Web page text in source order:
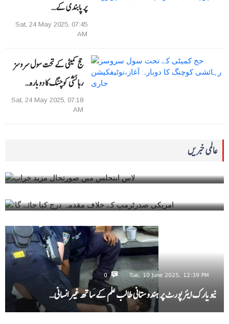
پر پابندی کے…
Sat, 24 May 2025, 07:45
AM
حج کمیٹی کے تحت سول سروسز
رہائشی کوچنگ کا دوبارہ…
Sat, 24 May 2025, 07:18
AM
عالمی خبریں
Tue, 10 June 2025, 01:04 PM
Tue, 10 June 2025, 12:54 PM
0
Tue, 10 June 2025, 12:39 PM
0
نیویارک ایئرپورٹ پر ہندوستانی طالب علم کے ساتھ غیر انسانی…